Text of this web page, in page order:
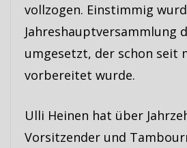
vollzogen. Einstimmig
Jahreshauptversammlung
umgesetzt, der schon seit
vorbereitet wurde.
Ulli Heinen hat über
Vorsitzender und